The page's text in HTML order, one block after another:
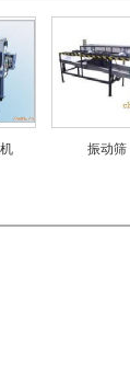
振动筛